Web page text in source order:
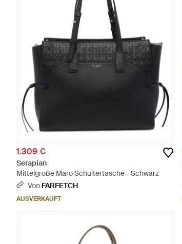
1.309 €
Serapian
Mittelgroße Maro Schultertasche - Schwarz
Von FARFETCH
AUSVERKAUFT